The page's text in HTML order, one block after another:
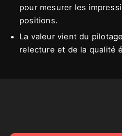
pour mesurer les
positions.
La valeur vient du
relecture et de la qualité